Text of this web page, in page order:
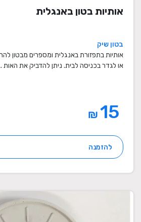
אותיות בטון באנגלית
בטון שיק
אותיות בתפזורת באנגלית ומספרים מבטון
או לגדר בכניסה לבית. ניתן להדביק את האות
₪
להזמנה